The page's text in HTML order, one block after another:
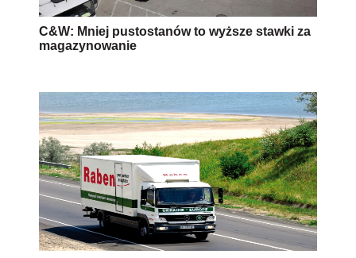
C&W: Mniej pustostanów to wyższe stawki za
magazynowanie